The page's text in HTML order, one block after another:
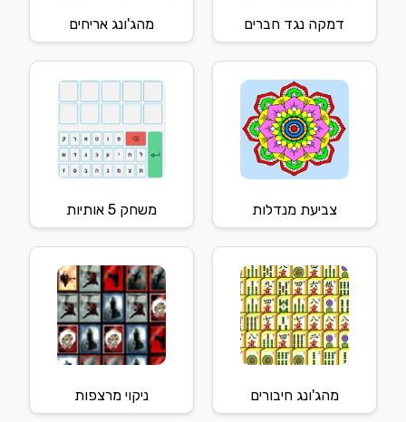
דמקה נגד חברים מהג'ונג אריחים
צביעת מנדלות משחק 5 אותיות
מהג'ונג חיבורים ניקוי מרצפות